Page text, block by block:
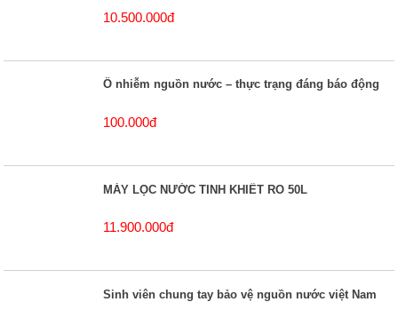
10.500.000đ
Ô nhiễm nguồn nước – thực trạng đáng báo động
100.000đ
MÁY LỌC NƯỚC TINH KHIẾT RO 50L
11.900.000đ
Sinh viên chung tay bảo vệ nguồn nước việt Nam